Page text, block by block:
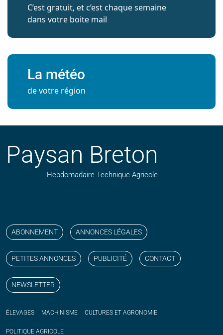
C’est gratuit, et c’est chaque semaine
dans votre boite mail
La météo
de votre région
Paysan Breton
Hebdomadaire Technique Agricole
ABONNEMENT ANNONCES LÉGALES
PETITES ANNONCES PUBLICITÉ CONTACT
NEWSLETTER
ÉLEVAGES MACHINISME CULTURES ET AGRONOMIE
POLITIQUE AGRICOLE